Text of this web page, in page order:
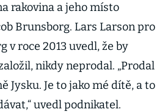
rakovina a jeho místo
Brunsborg. Lars Larson pro
v roce 2013 uvedl, že by
nikdy neprodal. „Prodal
Jysku. Je to jako mé dítě, a to
uvedl podnikatel.